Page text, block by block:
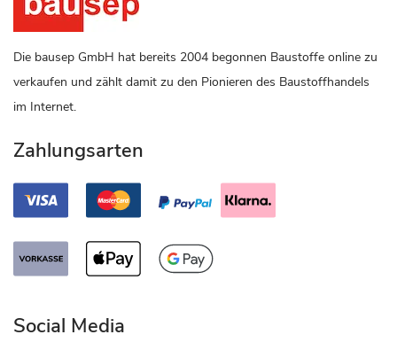
Die bausep GmbH hat bereits 2004 begonnen Baustoffe online zu
verkaufen und zählt damit zu den Pionieren des Baustoffhandels
im Internet.
Zahlungsarten
Social Media